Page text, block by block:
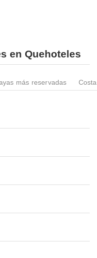
en Quehoteles
más reservadas